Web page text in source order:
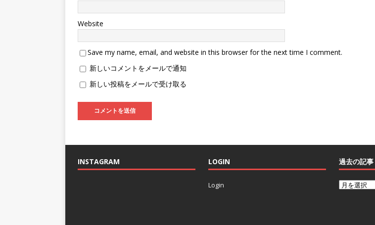
Website
Save my name, email, and website in this browser for the next time I comment.
新しいコメントをメールで通知
新しい投稿をメールで受け取る
INSTAGRAM LOGIN
Login
過去の記事